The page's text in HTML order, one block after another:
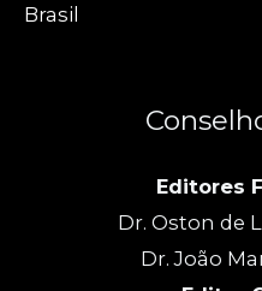
Brasil
Editores
Dr. Oston de
Dr. João